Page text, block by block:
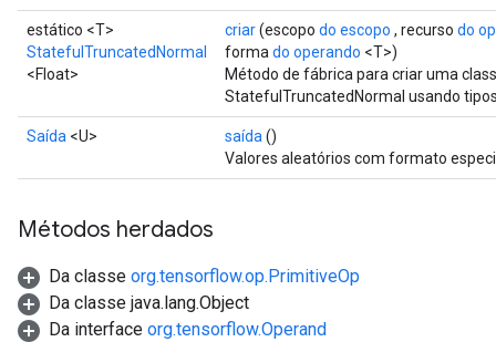
estático <T>
StatefulTruncatedNormal
<Float>
criar(escopo do escopo , recurso do
forma do operando <T>)
Método de fábrica para criar uma
StatefulTruncatedNormal usando
Saída <U> saída ()
Valores aleatórios com formato
Métodos herdados
Da classe org.tensorflow.op.PrimitiveOp
Da classe java.lang.Object
Da interface org.tensorflow.Operand